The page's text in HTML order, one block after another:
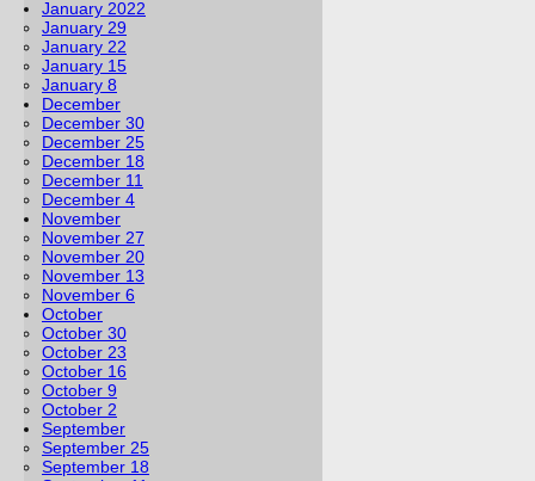
January 2022
January 29
January 22
January 15
January 8
December
December 30
December 25
December 18
December 11
December 4
November
November 27
November 20
November 13
November 6
October
October 30
October 23
October 16
October 9
October 2
September
September 25
September 18